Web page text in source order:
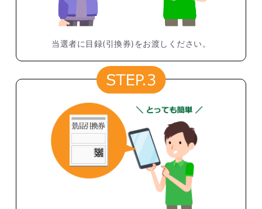
当選者に目録(引換券)をお渡しください。